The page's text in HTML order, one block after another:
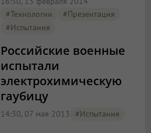
#технологии
#презентация
#испытания
Российские военные
испытали
электрохимическую
гаубицу
14:30, 07 мая 2013 #испытания